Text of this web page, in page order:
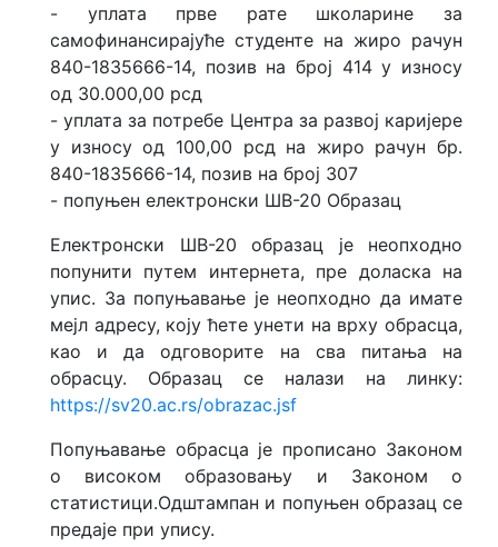
- уплата прве рате школарине за
самофинансирајуће студенте на жиро рачун
840-1835666-14, позив на број 414 у износу
од 30.000,00 рсд
- уплата за потребе Центра за развој каријере
у износу од 100,00 рсд на жиро рачун бр.
840-1835666-14, позив на број 307
- попуњен електронски ШВ-20 Образац
Електронски ШВ-20 образац је неопходно
попунити путем интернета, пре доласка на
упис. За попуњавање је неопходно да имате
мејл адресу, коју ћете унети на врху обрасца,
као и да одговорите на сва питања на
обрасцу. Образац се налази на линку:
https://sv20.ac.rs/obrazac.jsf
Попуњавање обрасца је прописано Законом
о високом образовању и Законом о
статистици.Одштампан и попуњен образац се
предаје при упису.